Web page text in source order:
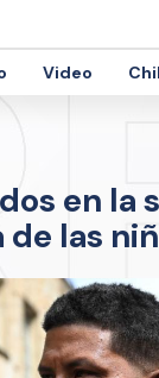
Video
en la
las